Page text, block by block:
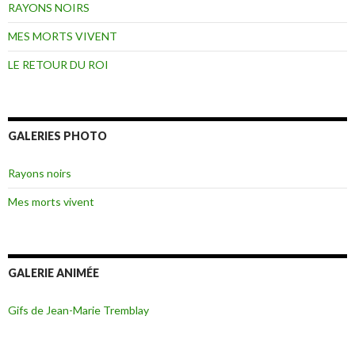
RAYONS NOIRS
MES MORTS VIVENT
LE RETOUR DU ROI
GALERIES PHOTO
Rayons noirs
Mes morts vivent
GALERIE ANIMÉE
Gifs de Jean-Marie Tremblay